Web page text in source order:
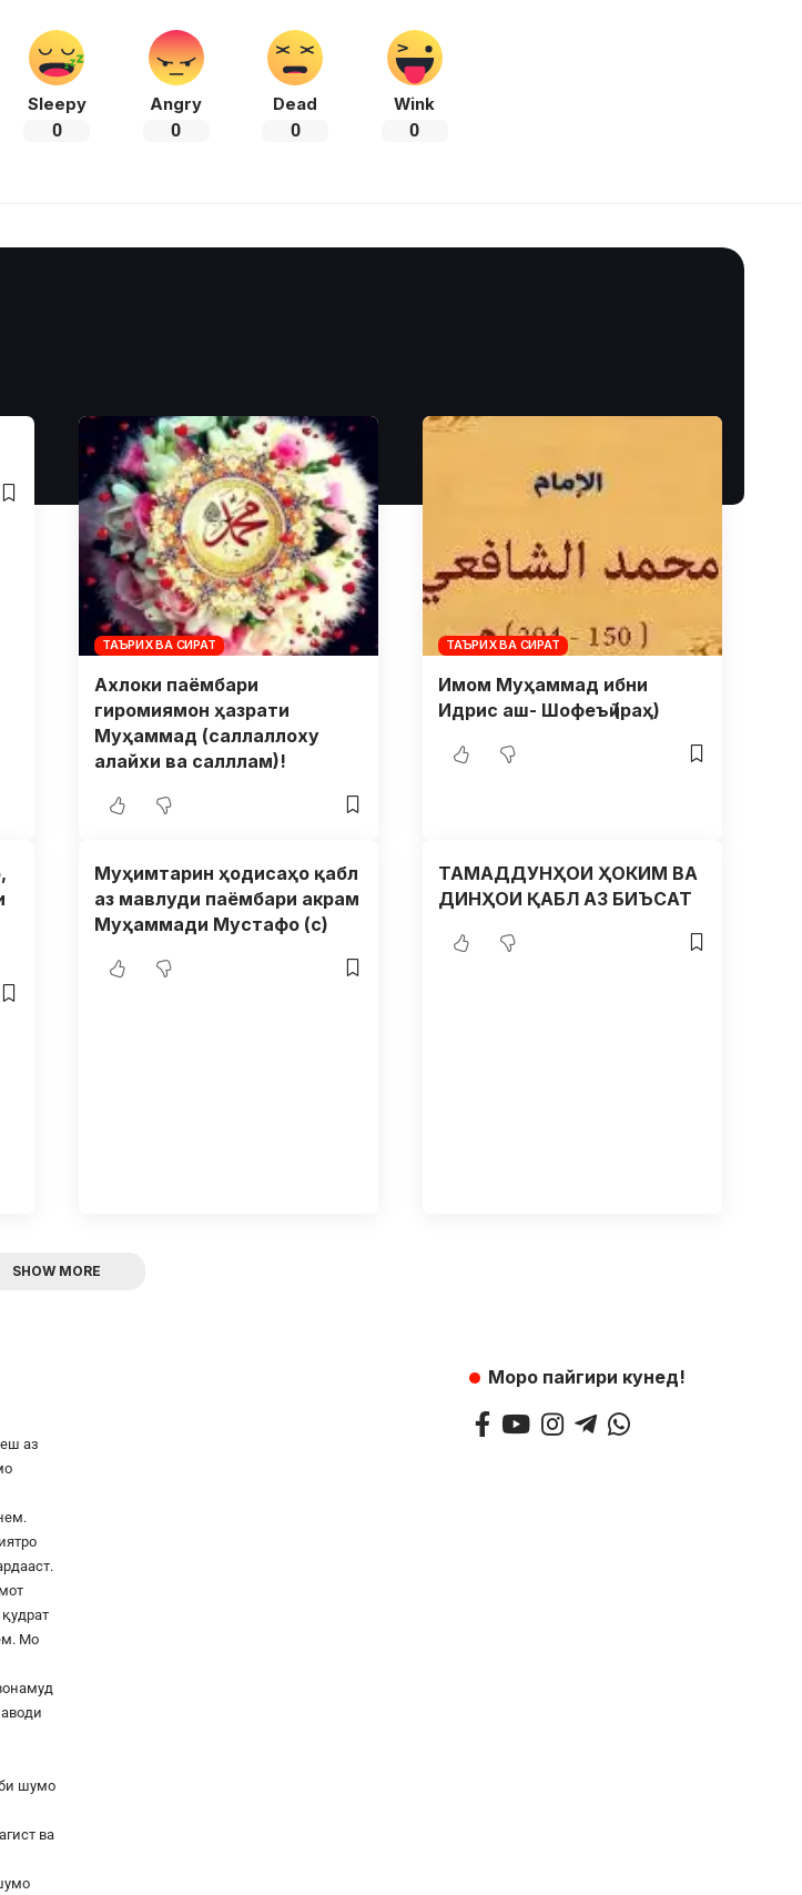
Sleepy
0
Angry
0
Dead
0
Wink
0
ТАЪРИХ ВА СИРАТ
Ахлоки паёмбари
гиромиямон ҳазрати
Муҳаммад (саллаллоху
алайхи ва салллам)!
ТАЪРИХ ВА СИРАТ
Имом Муҳаммад ибни
Идрис аш- Шофеъӣ (раҳ)
Муҳимтарин ҳодисаҳо қабл
аз мавлуди паёмбари акрам
Муҳаммади Мустафо (с)
ТАМАДДУНҲОИ ҲОКИМ ВА
ДИНҲОИ ҚАБЛ АЗ БИЪСАТ
SHOW MORE
аз
Мо
шумо
ва
Моро пайгири кунед!